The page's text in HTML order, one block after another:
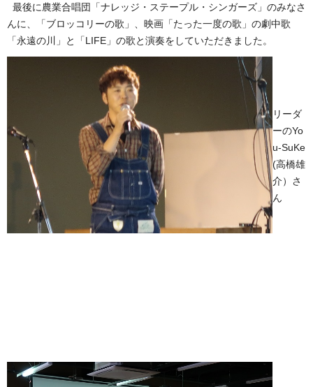
最後に農業合唱団「ナレッジ・ステープル・シンガーズ」のみなさ
んに、「ブロッコリーの歌」、映画「たった一度の歌」の劇中歌
「永遠の川」と「LIFE」の歌と演奏をしていただきました。
リーダ
ーのYo
u-SuKe
(高橋雄
介）さ
ん